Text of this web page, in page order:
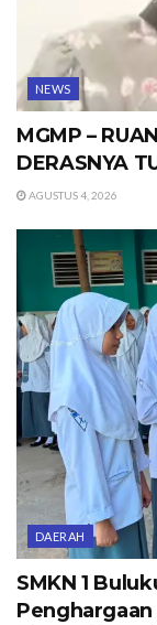
NEWS
MGMP –
DERASNYA
AGUSTUS 4, 2026
DAERAH
SMKN 1